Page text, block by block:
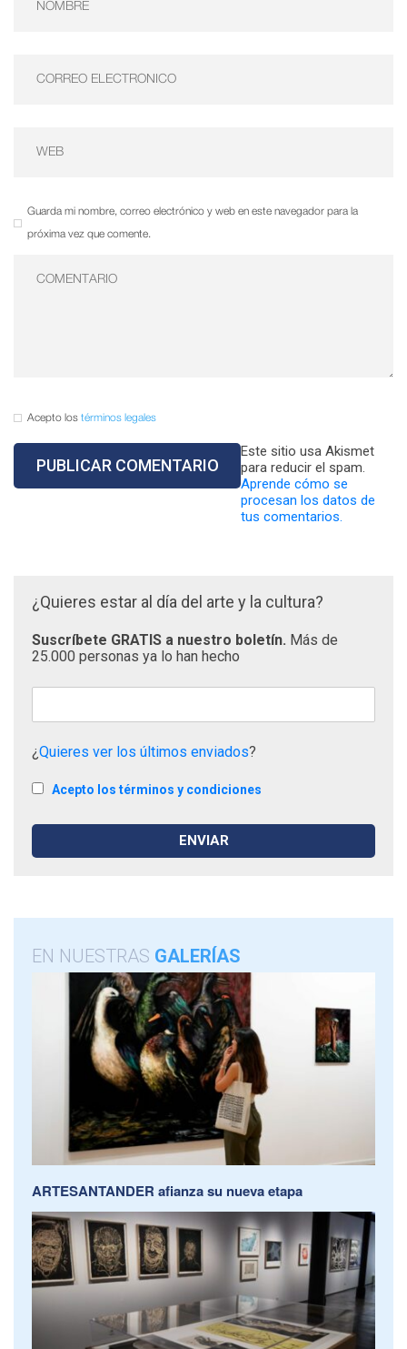
Guarda mi nombre, correo electrónico y web en este navegador para la
próxima vez que comente.
Acepto los términos legales
Este sitio usa Akismet
para reducir el spam.
Aprende cómo se
procesan los datos de
tus comentarios.
¿Quieres estar al día del arte y la cultura?
Suscríbete GRATIS a nuestro boletín. Más de
25.000 personas ya lo han hecho
¿Quieres ver los últimos enviados?
Acepto los términos y condiciones
EN NUESTRAS GALERÍAS
ARTESANTANDER afianza su nueva etapa